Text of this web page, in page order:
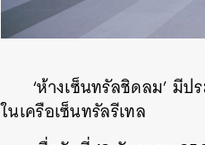
‘ห้างเซ็นทรัลชิดลม’ มี
ในเครือเซ็นทรัลรีเทล